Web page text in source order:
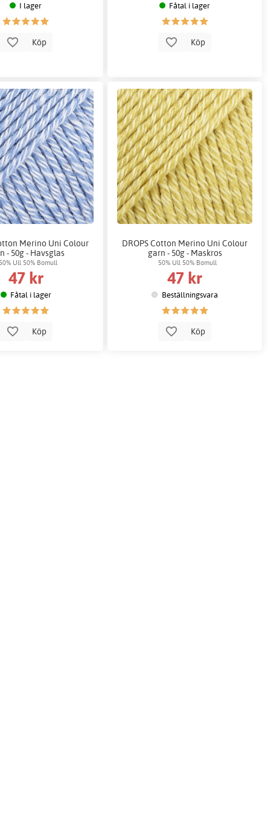
I lager
Köp
Fåtal i lager
Köp
Merino Uni Colour
- 50g - Havsglas
Ull 50% Bomull
47 kr
Fåtal i lager
Köp
DROPS Cotton Merino Uni Colour
garn - 50g - Maskros
50% Ull 50% Bomull
47 kr
Beställningsvara
Köp